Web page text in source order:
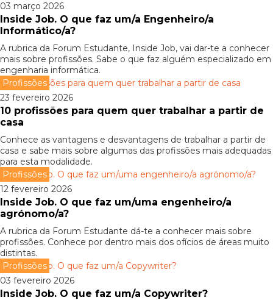
03 março 2026
Inside Job. O que faz um/a Engenheiro/a
Informático/a?
A rubrica da Forum Estudante, Inside Job, vai dar-te a conhecer
mais sobre profissões. Sabe o que faz alguém especializado em
engenharia informática.
Profissões
23 fevereiro 2026
10 profissões para quem quer trabalhar a partir de
casa
Conhece as vantagens e desvantagens de trabalhar a partir de
casa e sabe mais sobre algumas das profissões mais adequadas
para esta modalidade.
Profissões
12 fevereiro 2026
Inside Job. O que faz um/uma engenheiro/a
agrónomo/a?
A rubrica da Forum Estudante dá-te a conhecer mais sobre
profissões. Conhece por dentro mais dos ofícios de áreas muito
distintas.
Profissões
03 fevereiro 2026
Inside Job. O que faz um/a Copywriter?